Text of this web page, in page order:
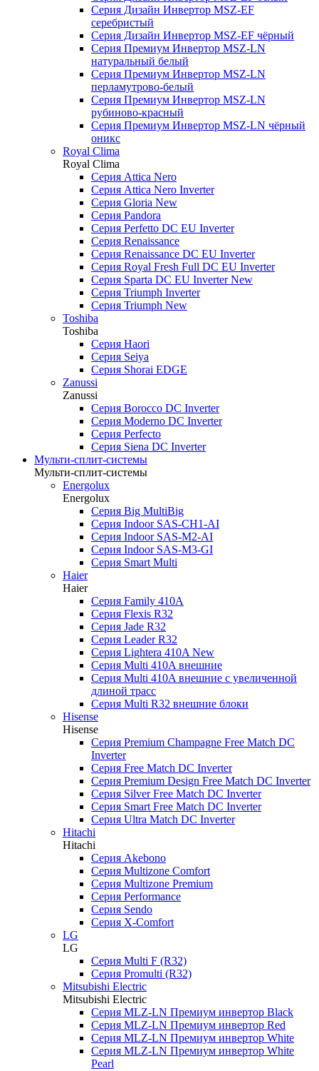
Серия Дизайн Инвертор MSZ-EF
серебристый
Серия Дизайн Инвертор MSZ-EF чёрный
Серия Премиум Инвертор MSZ-LN
натуральный белый
Серия Премиум Инвертор MSZ-LN
перламутрово-белый
Серия Премиум Инвертор MSZ-LN
рубиново-красный
Серия Премиум Инвертор MSZ-LN чёрный
оникс
Royal Clima
Royal Clima
Серия Attica Nero
Серия Attica Nero Inverter
Серия Gloria New
Серия Pandora
Серия Perfetto DC EU Inverter
Серия Renaissance
Серия Renaissance DC EU Inverter
Серия Royal Fresh Full DC EU Inverter
Серия Sparta DC EU Inverter New
Серия Triumph Inverter
Серия Triumph New
Toshiba
Toshiba
Серия Haori
Серия Seiya
Серия Shorai EDGE
Zanussi
Zanussi
Серия Borocco DC Inverter
Серия Moderno DC Inverter
Серия Perfecto
Серия Siena DC Inverter
Мульти-сплит-системы
Мульти-сплит-системы
Energolux
Energolux
Серия Big MultiBig
Серия Indoor SAS-CH1-AI
Серия Indoor SAS-M2-AI
Серия Indoor SAS-M3-GI
Серия Smart Multi
Haier
Haier
Серия Family 410A
Серия Flexis R32
Серия Jade R32
Серия Leader R32
Серия Lightera 410A New
Серия Multi 410A внешние
Серия Multi 410A внешние с увеличенной
длиной трасс
Серия Multi R32 внешние блоки
Hisense
Hisense
Cерия Premium Champagne Free Match DC
Inverter
Серия Free Match DC Inverter
Серия Premium Design Free Match DC Inverter
Серия Silver Free Match DC Inverter
Серия Smart Free Match DC Inverter
Серия Ultra Match DC Inverter
Hitachi
Hitachi
Серия Akebono
Серия Multizone Comfort
Серия Multizone Premium
Серия Performance
Серия Sendo
Серия X-Comfort
LG
LG
Серия Multi F (R32)
Серия Promulti (R32)
Mitsubishi Electric
Mitsubishi Electric
Серия MLZ-LN Премиум инвертор Black
Серия MLZ-LN Премиум инвертор Red
Серия MLZ-LN Премиум инвертор White
Серия MLZ-LN Премиум инвертор White
Pearl